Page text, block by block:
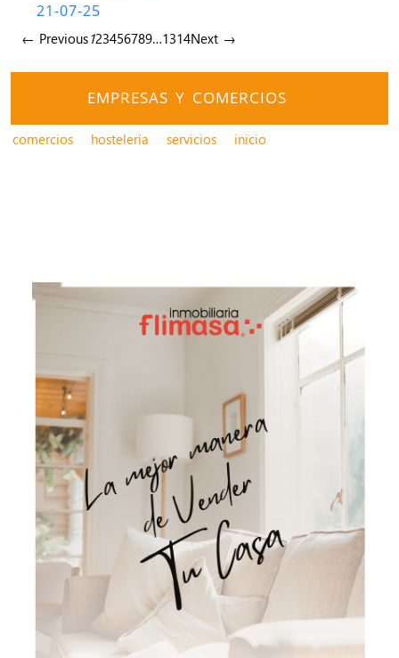
21-07-25
← Previous123456789…1314Next →
EMPRESAS Y COMERCIOS
comercios hostelería servicios inicio